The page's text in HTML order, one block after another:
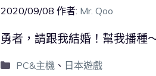
2020/09/08 作者: Mr. Qoo
勇者，請跟我結婚！幫我播種
PC&主機 、 日本遊戲